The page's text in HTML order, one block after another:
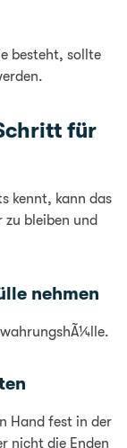
besteht, sollte
für
kennt, kann das
bleiben und
nehmen
Hand fest in der
nicht die Enden